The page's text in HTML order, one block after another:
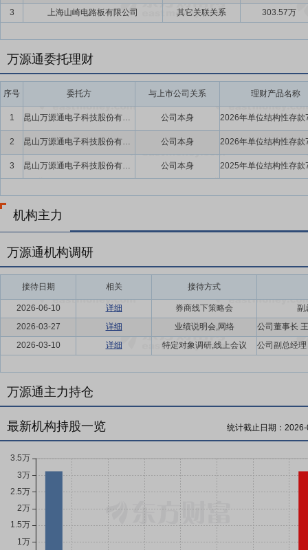
3 上海山崎电路板有限公司 其它关联关系 303.57万
万源通委托理财
序号 委托方 与上市公司关系 理财产品名称
1 昆山万源通电子科技股份有限公司 公司本身
2 昆山万源通电子科技股份有限公司 公司本身
3 昆山万源通电子科技股份有限公司 公司本身
机构主力
万源通机构调研
接待日期 相关 接待方式
2026-06-10 详细 券商线下策略会
副
2026-03-27
详细
业绩说明会,网络
2026-03-10
详细 特定对象调研,线上会议
万源通主力持仓
最新机构持股一览 统计截止日期：